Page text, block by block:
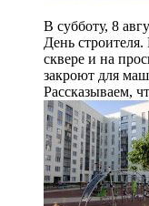
В субботу, 8
День
сквере и на
закроют для
Рассказываем,